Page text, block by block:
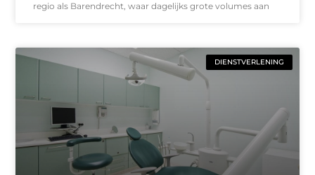
regio als Barendrecht, waar dagelijks grote volumes aan
DIENSTVERLENING